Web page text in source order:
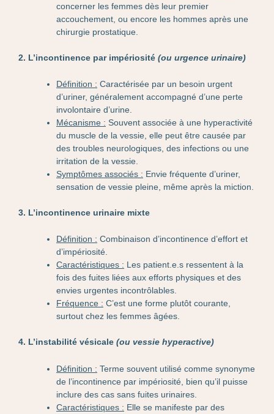
concerner les femmes dès leur premier
accouchement, ou encore les hommes après une
chirurgie prostatique.
2. L’incontinence par impériosité (ou urgence urinaire)
Définition : Caractérisée par un besoin urgent
d’uriner, généralement accompagné d’une perte
involontaire d’urine.
Mécanisme : Souvent associée à une hyperactivité
du muscle de la vessie, elle peut être causée par
des troubles neurologiques, des infections ou une
irritation de la vessie.
Symptômes associés : Envie fréquente d’uriner,
sensation de vessie pleine, même après la miction.
3. L’incontinence urinaire mixte
Définition : Combinaison d’incontinence d’effort et
d’impériosité.
Caractéristiques : Les patient.e.s ressentent à la
fois des fuites liées aux efforts physiques et des
envies urgentes incontrôlables.
Fréquence : C’est une forme plutôt courante,
surtout chez les femmes âgées.
4. L’instabilité vésicale (ou vessie hyperactive)
Définition : Terme souvent utilisé comme synonyme
de l’incontinence par impériosité, bien qu’il puisse
inclure des cas sans fuites urinaires.
Caractéristiques : Elle se manifeste par des